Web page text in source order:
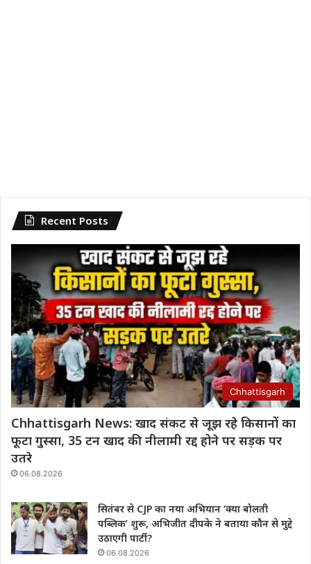
Recent Posts
Chhattisgarh
Chhattisgarh News: खाद संकट से जूझ रहे किसानों का
फूटा गुस्सा, 35 टन खाद की नीलामी रद्द होने पर सड़क पर
उतरे
06.08.2026
सितंबर से CJP का नया अभियान ‘क्या बोलती
पब्लिक’ शुरू, अभिजीत दीपके ने बताया कौन से मुद्दे
उठाएगी पार्टी?
06.08.2026